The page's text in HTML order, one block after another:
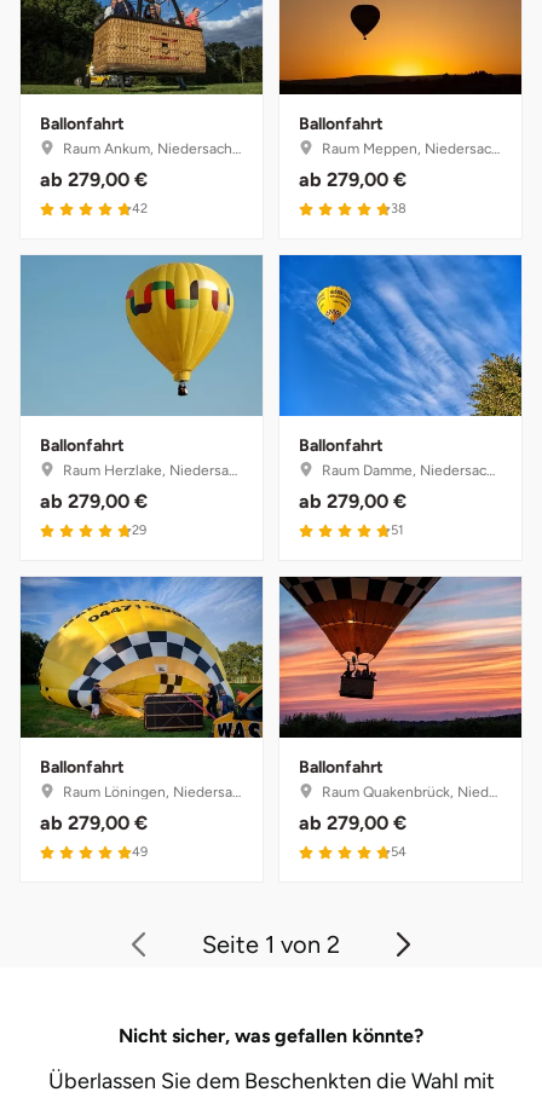
Ballonfahrt
Raum Ankum, Niedersachsen
ab 279,00 €
4.8 von 5
42
Ballonfahrt
Raum Meppen, Niedersachsen
ab 279,00 €
4.8 von 5
38
Ballonfahrt
Raum Herzlake, Niedersachsen
ab 279,00 €
4.8 von 5
29
Ballonfahrt
Raum Damme, Niedersachsen
ab 279,00 €
4.8 von 5
51
Ballonfahrt
Raum Löningen, Niedersachsen
ab 279,00 €
5 von 5
49
Ballonfahrt
Raum Quakenbrück, Niedersachsen
ab 279,00 €
4.8 von 5
54
Seite 1 von 2
Nicht sicher, was gefallen könnte?
Überlassen Sie dem Beschenkten die Wahl mit